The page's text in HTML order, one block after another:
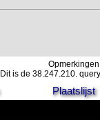
Dit is de 38.247.210.
Plaatslijst